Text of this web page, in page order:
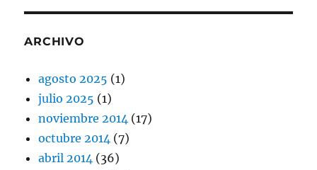
ARCHIVO
agosto 2025 (1)
julio 2025 (1)
noviembre 2014 (17)
octubre 2014 (7)
abril 2014 (36)